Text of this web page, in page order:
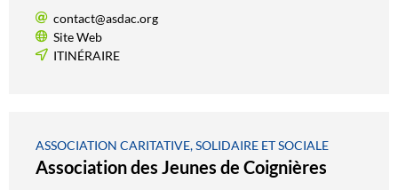
contact@asdac.org
Site Web
ITINÉRAIRE
ASSOCIATION CARITATIVE, SOLIDAIRE ET SOCIALE
Association des Jeunes de Coignières